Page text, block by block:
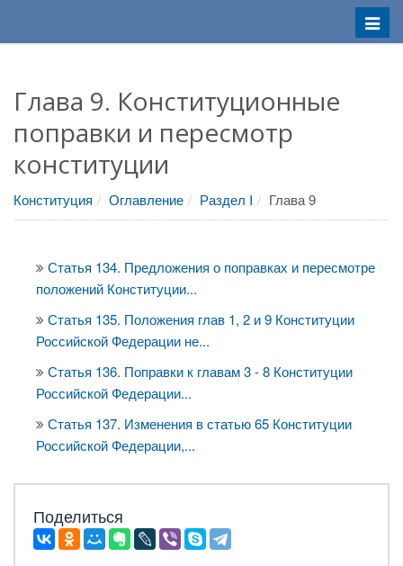
Меню
Глава 9. Конституционные
поправки и пересмотр
конституции
Конституция Оглавление Раздел I Глава 9
Статья 134. Предложения о поправках и пересмотре
положений Конституции...
Статья 135. Положения глав 1, 2 и 9 Конституции
Российской Федерации не...
Статья 136. Поправки к главам 3 - 8 Конституции
Российской Федерации...
Статья 137. Изменения в статью 65 Конституции
Российской Федерации,...
Поделиться